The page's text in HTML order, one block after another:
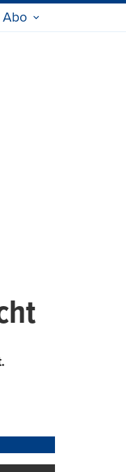
Abo